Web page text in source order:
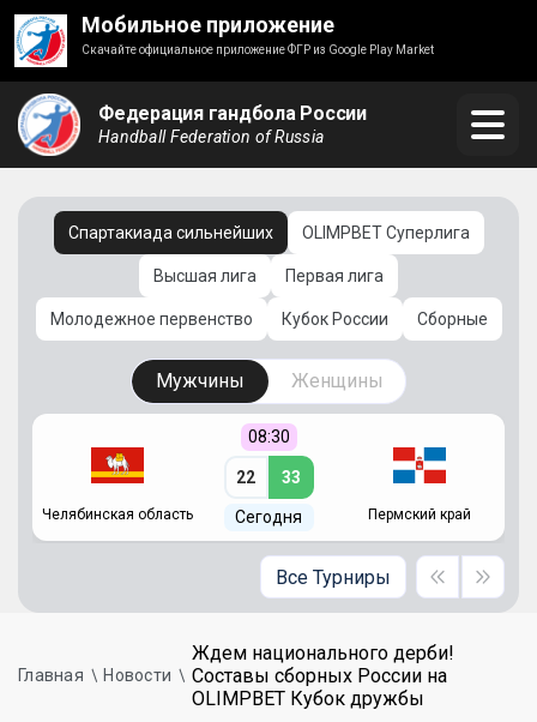
Мобильное приложение
Скачайте официальное приложение ФГР из Google Play Market
Федерация гандбола России
Handball Federation of Russia
Спартакиада сильнейших OLIMPBET Суперлига
Высшая лига Первая лига
Молодежное первенство Кубок России Сборные
Мужчины Женщины
Челябинская область
08:30
22 33
Сегодня Пермский край
Все Турниры
Главная Новости
Ждем национального дерби!
Составы сборных России на
OLIMPBET Кубок дружбы